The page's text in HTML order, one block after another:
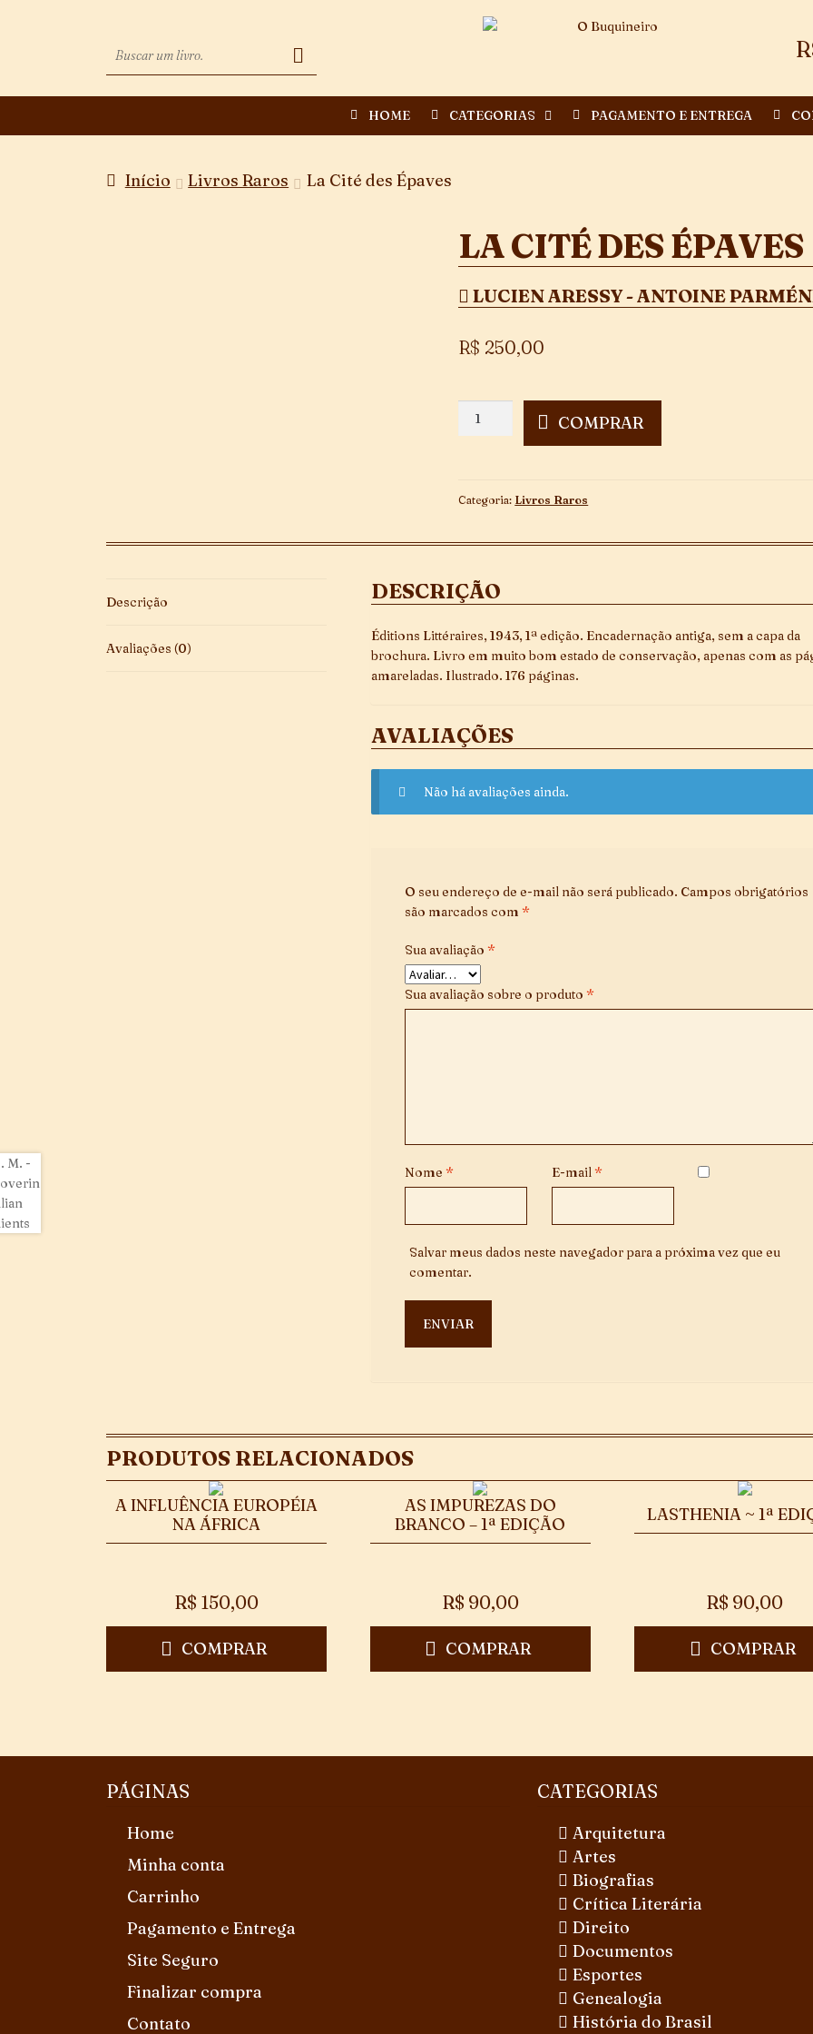
HOME CATEGORIAS PAGAMENTO E ENTREGA
Início Livros Raros La Cité des Épaves
LA CITÉ DES ÉPAVES
LUCIEN ARESSY - ANTOINE
R$ 250,00
COMPRAR
Categoria: Livros Raros
Descrição
Avaliações (0)
DESCRIÇÃO
Éditions Littéraires, 1943, 1ª edição. Encadernação antiga, sem a capa da
brochura. Livro em muito bom estado de conservação, apenas com as
amareladas. Ilustrado. 176 páginas.
AVALIAÇÕES
Não há avaliações ainda.
O seu endereço de e-mail não será publicado. Campos obrigatórios
são marcados com *
Sua avaliação *
Sua avaliação sobre o produto *
Nome * E-mail*
Salvar meus dados neste navegador para a próxima vez que eu
comentar.
PRODUTOS RELACIONADOS
A INFLUÊNCIA EUROPÉIA
NA ÁFRICA
R$ 150,00
COMPRAR
AS IMPUREZAS DO
BRANCO – 1ª EDIÇÃO
R$ 90,00
COMPRAR
LASTHENIA ~ 1ª
R$ 90,00
COMPRAR
PÁGINAS
Home
Minha conta
Carrinho
Pagamento e Entrega
Site Seguro
Finalizar compra
Contato
CATEGORIAS
Arquitetura
Artes
Biografias
Crítica Literária
Direito
Documentos
Esportes
Genealogia
História do Brasil